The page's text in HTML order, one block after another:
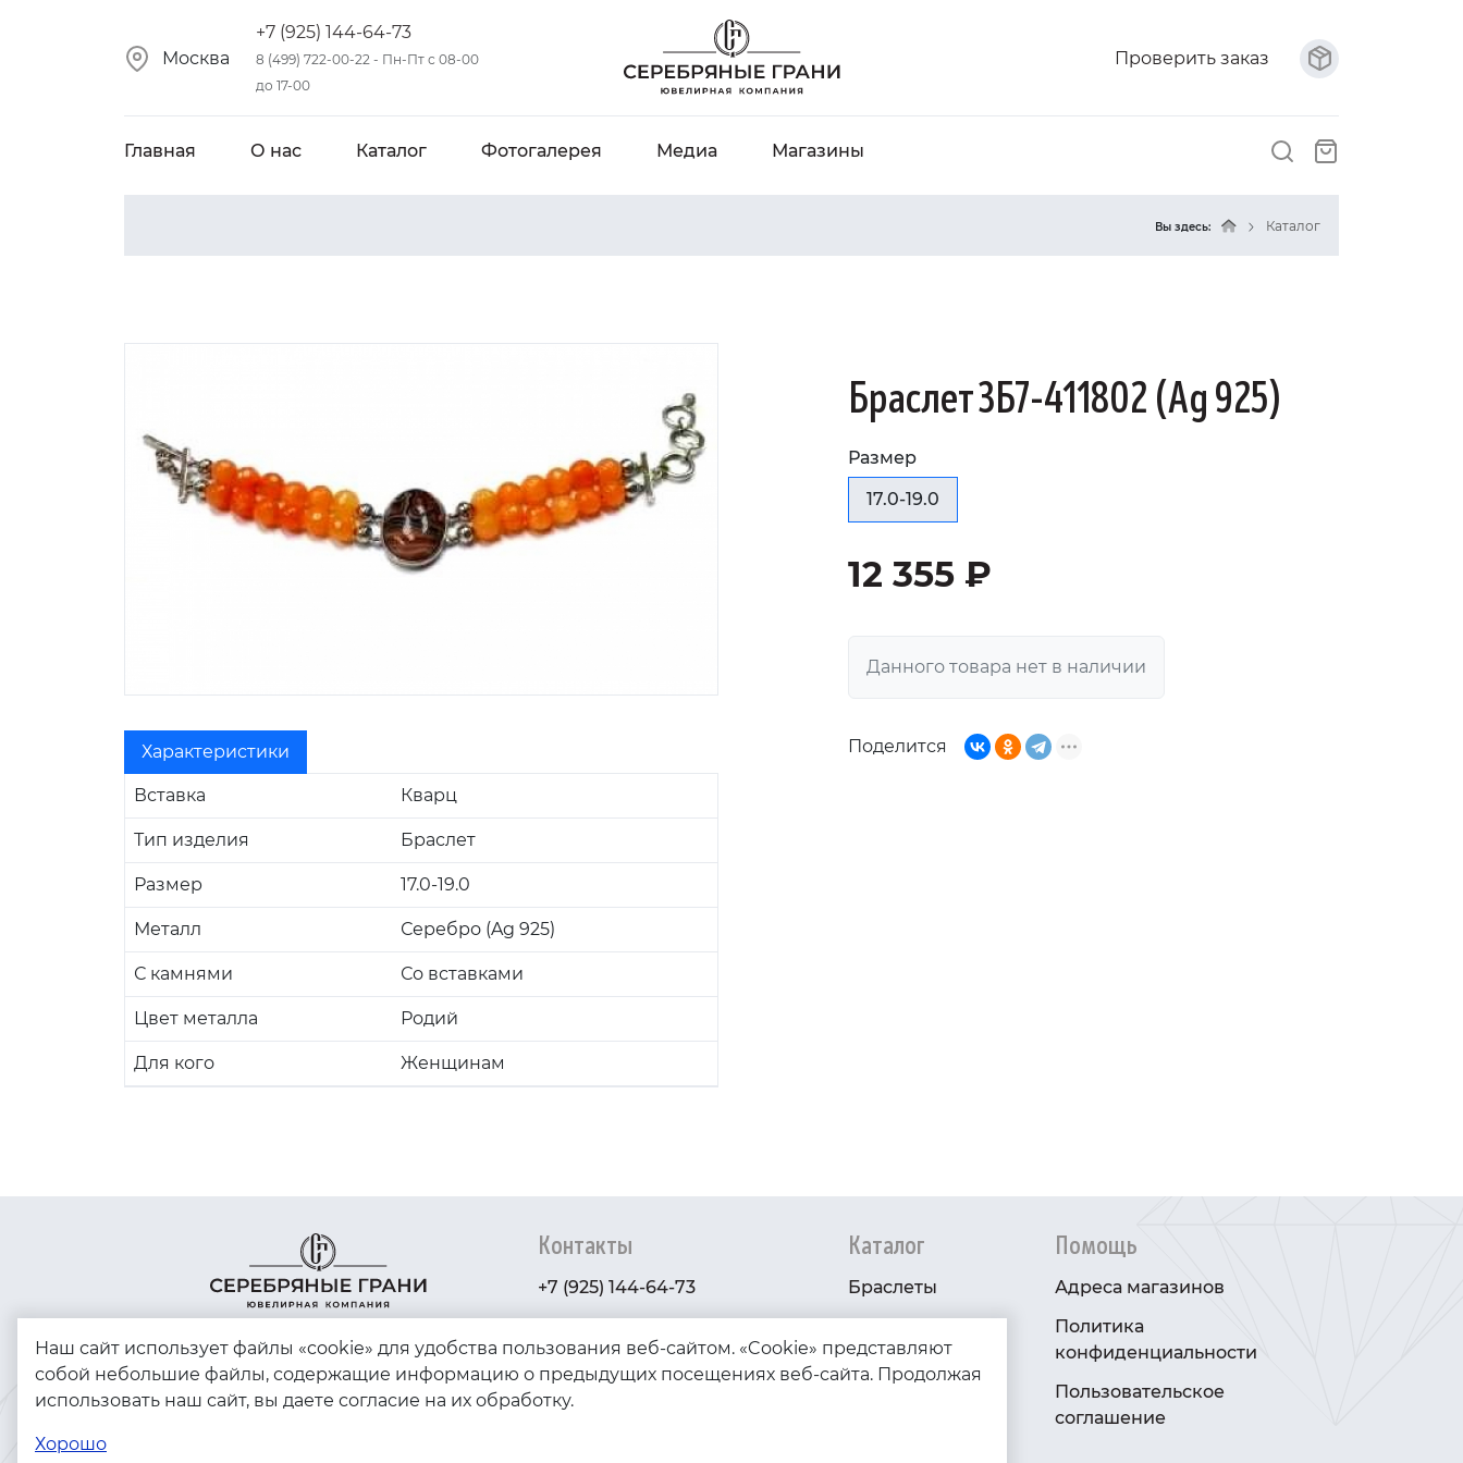
Москва
+7 (925) 144-64-73
8 (499) 722-00-22 - Пн-Пт с 08-00
до 17-00
Проверить заказ
Главная О нас Каталог Фотогалерея Медиа Магазины
Вы здесь: Каталог
Характеристики
Вставка Кварц
Тип изделия Браслет
Размер 17.0-19.0
Металл Серебро (Ag 925)
С камнями Со вставками
Цвет металла Родий
Для кого Женщинам
Браслет 3Б7-411802 (Ag 925)
Размер
17.0-19.0
12 355 ₽
Данного товара нет в наличии
Поделится
Copyright © 2023 - 2026. Серебряные грани,
Контакты
+7 (925) 144-64-73
Каталог
Браслеты
Серебро
Помощь
Адреса магазинов
Политика
конфиденциальности
Пользовательское
соглашение
Наш сайт использует файлы «cookie» для удобства пользования веб-сайтом. «Cookie» представляют
собой небольшие файлы, содержащие информацию о предыдущих посещениях веб-сайта. Продолжая
использовать наш сайт, вы даете согласие на их обработку.
Хорошо